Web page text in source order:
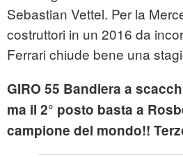
Sebastian Vettel. Per la
costruttori in un 2016 da
Ferrari chiude bene una
GIRO 55 Bandiera a
ma il 2° posto basta a
campione del mondo!!